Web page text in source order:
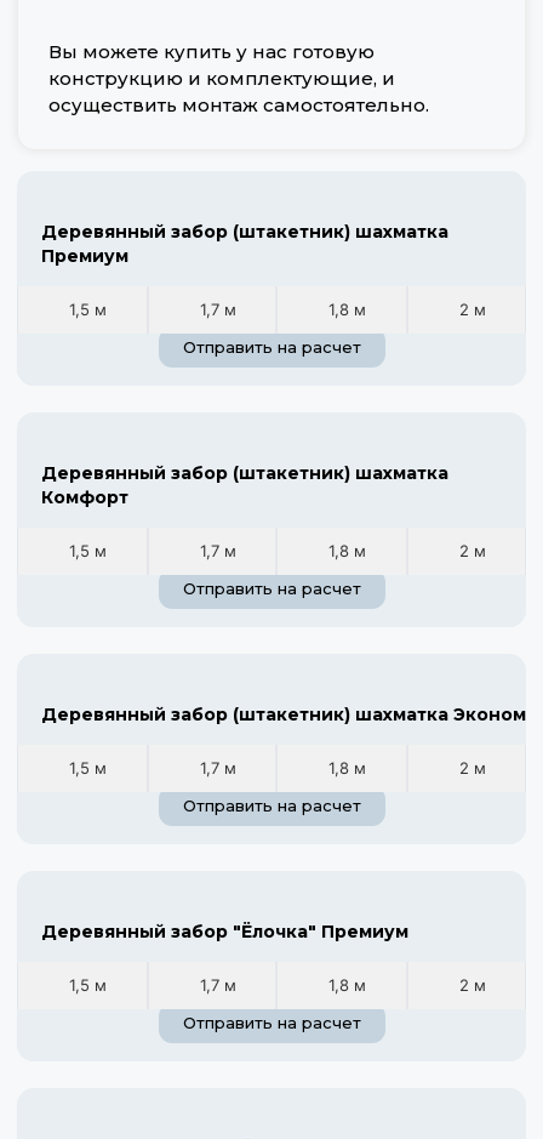
Вы можете купить у нас готовую
конструкцию и комплектующие, и
осуществить монтаж самостоятельно.
Деревянный забор (штакетник) шахматка
Премиум
1,5 м 1,7 м 1,8 м
2 м
Отправить на расчет
Деревянный забор (штакетник) шахматка
Комфорт
1,5 м 1,7 м 1,8 м
2 м
Отправить на расчет
Деревянный забор (штакетник) шахматка Эконом
1,5 м 1,7 м 1,8 м
2 м
Отправить на расчет
Деревянный забор "Ёлочка" Премиум
1,5 м 1,7 м 1,8 м
2 м
Отправить на расчет